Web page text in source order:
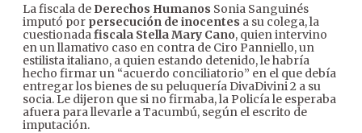
La fiscala de Derechos Humanos Sonia Sanguinés
imputó por persecución de inocentes a su colega, la
cuestionadafiscala Stella Mary Cano, quien intervino
en un llamativo caso en contra de Ciro Panniello, un
estilista italiano, a quien estando detenido, le habría
hecho firmar un “acuerdo conciliatorio” en el que debía
entregar los bienes de su peluquería DivaDivini 2 a su
socia. Le dijeron que si no firmaba, la Policía le esperaba
afuera para llevarle a Tacumbú, según el escrito de
imputación.